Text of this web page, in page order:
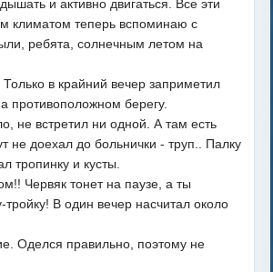
и активно двигаться. Все эти
климатом теперь вспоминаю с
ребята, солнечным летом на
в крайний вечер заприметил
противоположном берегу.
не встретил ни одной. А там есть
не доехал до больнички - труп.. Палку
тропинку и кусты.
Червяк тонет на паузе, а ты
тройку! В один вечер насчитал около
Оделся правильно, поэтому не